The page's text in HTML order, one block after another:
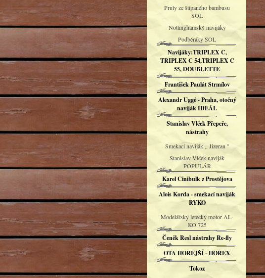
Pruty ze štípaného bambusu
SOL
Nottinghamský navijáky
Podběráky SOL
Navijáky:TRIPLEX C,
TRIPLEX C 54,TRIPLEX C
55, DOUBLETTE
František Paulát Strmílov
Alexandr Uggé - Praha, otočný
naviják IDEÁL
Stanislav Vlček Přepeře,
nástrahy
Smekací naviják ,, Jizeran ''
Stanislav Vlček naviják
POPULÁR
Karel Cinibulk z Prostějova
Alois Korda - smekací naviják
RYKO
Modelářský letecký motor AL-
KO 725
Čeněk Resl nástrahy Re-fly
OTA HOREJŠÍ - HOREX
Tokoz